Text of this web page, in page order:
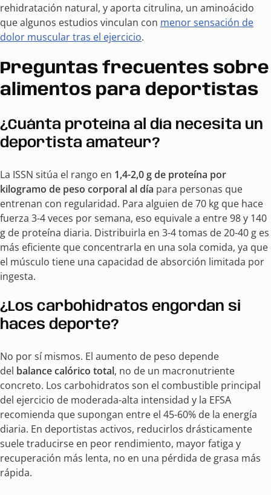
rehidratación natural, y aporta citrulina, un aminoácido
que algunos estudios vinculan con menor sensación de
dolor muscular tras el ejercicio.
Preguntas frecuentes sobre
alimentos para deportistas
¿Cuánta proteína al día necesita un
deportista amateur?
La ISSN sitúa el rango en 1,4-2,0 g de proteína por
kilogramo de peso corporal al día para personas que
entrenan con regularidad. Para alguien de 70 kg que hace
fuerza 3-4 veces por semana, eso equivale a entre 98 y 140
g de proteína diaria. Distribuirla en 3-4 tomas de 20-40 g es
más eficiente que concentrarla en una sola comida, ya que
el músculo tiene una capacidad de absorción limitada por
ingesta.
¿Los carbohidratos engordan si
haces deporte?
No por sí mismos. El aumento de peso depende
del balance calórico total, no de un macronutriente
concreto. Los carbohidratos son el combustible principal
del ejercicio de moderada-alta intensidad y la EFSA
recomienda que supongan entre el 45-60% de la energía
diaria. En deportistas activos, reducirlos drásticamente
suele traducirse en peor rendimiento, mayor fatiga y
recuperación más lenta, no en una pérdida de grasa más
rápida.